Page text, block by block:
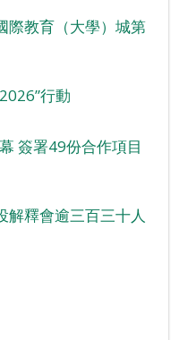
際教育（大學）城第
行動
簽署49份合作項目
解釋會逾三百三十人